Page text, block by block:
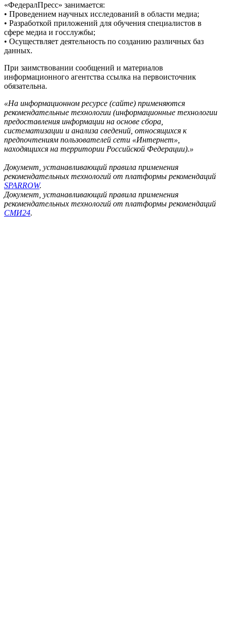
«ФедералПресс» занимается:
• Проведением научных исследований в области медиа;
• Разработкой приложений для обучения специалистов в
сфере медиа и госслужбы;
• Осуществляет деятельность по созданию различных баз
данных.
При заимствовании сообщений и материалов
информационного агентства ссылка на первоисточник
обязательна.
«На информационном ресурсе (сайте) применяются
рекомендательные технологии (информационные технологии
предоставления информации на основе сбора,
систематизации и анализа сведений, относящихся к
предпочтениям пользователей сети «Интернет»,
находящихся на территории Российской Федерации).»
Документ, устанавливающий правила применения
рекомендательных технологий от платформы рекомендаций
SPARROW.
Документ, устанавливающий правила применения
рекомендательных технологий от платформы рекомендаций
СМИ24.